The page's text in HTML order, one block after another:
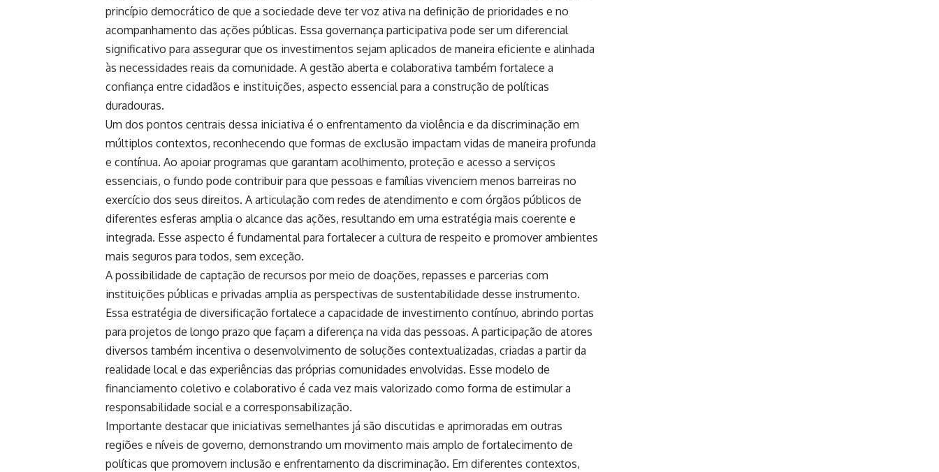
princípio democrático de que a sociedade deve ter voz ativa na definição de prioridades e no
acompanhamento das ações públicas. Essa governança participativa pode ser um diferencial
significativo para assegurar que os investimentos sejam aplicados de maneira eficiente e alinhada
às necessidades reais da comunidade. A gestão aberta e colaborativa também fortalece a
confiança entre cidadãos e instituições, aspecto essencial para a construção de políticas
duradouras.
Um dos pontos centrais dessa iniciativa é o enfrentamento da violência e da discriminação em
múltiplos contextos, reconhecendo que formas de exclusão impactam vidas de maneira profunda
e contínua. Ao apoiar programas que garantam acolhimento, proteção e acesso a serviços
essenciais, o fundo pode contribuir para que pessoas e famílias vivenciem menos barreiras no
exercício dos seus direitos. A articulação com redes de atendimento e com órgãos públicos de
diferentes esferas amplia o alcance das ações, resultando em uma estratégia mais coerente e
integrada. Esse aspecto é fundamental para fortalecer a cultura de respeito e promover ambientes
mais seguros para todos, sem exceção.
A possibilidade de captação de recursos por meio de doações, repasses e parcerias com
instituições públicas e privadas amplia as perspectivas de sustentabilidade desse instrumento.
Essa estratégia de diversificação fortalece a capacidade de investimento contínuo, abrindo portas
para projetos de longo prazo que façam a diferença na vida das pessoas. A participação de atores
diversos também incentiva o desenvolvimento de soluções contextualizadas, criadas a partir da
realidade local e das experiências das próprias comunidades envolvidas. Esse modelo de
financiamento coletivo e colaborativo é cada vez mais valorizado como forma de estimular a
responsabilidade social e a corresponsabilização.
Importante destacar que iniciativas semelhantes já são discutidas e aprimoradas em outras
regiões e níveis de governo, demonstrando um movimento mais amplo de fortalecimento de
políticas que promovem inclusão e enfrentamento da discriminação. Em diferentes contextos,